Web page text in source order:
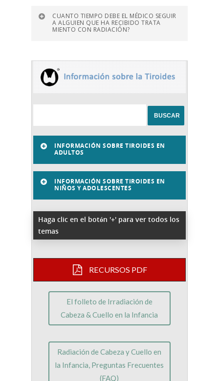
CUANTO TIEMPO DEBE EL MÉDICO SEGUIR
A ALGUIEN QUE HA RECIBIDO TRATA
MIENTO CON RADIACIÓN?
INFORMACIÓN SOBRE TIROIDES EN
ADULTOS
INFORMACIÓN SOBRE TIROIDES EN
NIÑOS Y ADOLESCENTES
Haga clic en el botón '+' para ver todos los
temas
RECURSOS PDF
El folleto de Irradiación de
Cabeza & Cuello en la Infancia
Radiación de Cabeza y Cuello en
la Infancia, Preguntas Frecuentes
(FAQ)